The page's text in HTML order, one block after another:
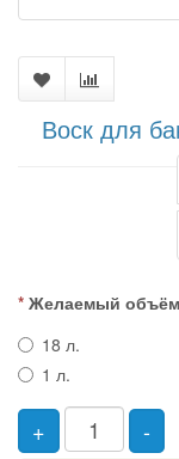
Воск для
Желаемый объём
18 л.
1 л.
+
-